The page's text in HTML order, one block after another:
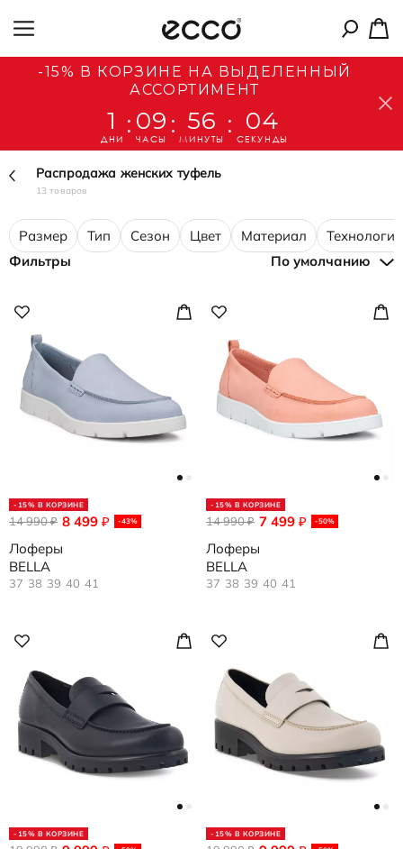
-15% В КОРЗИНЕ НА ВЫДЕЛЕННЫЙ
АССОРТИМЕНТ
1
ДНИ
: 09
ЧАСЫ
: 56
МИНУТЫ
: 04
СЕКУНДЫ
Распродажа женских туфель
13 товаров
Размер Тип Сезон Цвет Материал
Технологии
Фильтры
По умолчанию
-15% В КОРЗИНЕ
8 499 ₽ -43%
14 990₽
Лоферы
BELLA
37 38 39 40 41
-15% В КОРЗИНЕ
7 499 ₽ -50%
14 990₽
Лоферы
BELLA
37 38 39 40 41
-15% В КОРЗИНЕ -15% В КОРЗИНЕ